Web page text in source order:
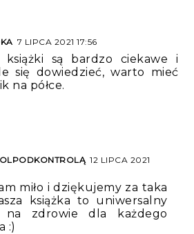
7 LIPCA 2021 17:56
są bardzo ciekawe i
się dowiedzieć, warto mieć
na półce.
12 LIPCA 2021
miło i dziękujemy za taka
książka to uniwersalny
na zdrowie dla każdego
:)